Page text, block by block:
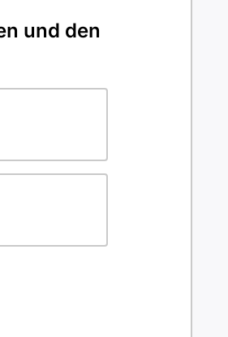
und den